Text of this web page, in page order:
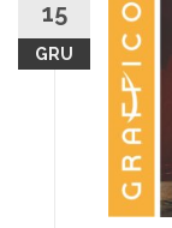
15
GRU